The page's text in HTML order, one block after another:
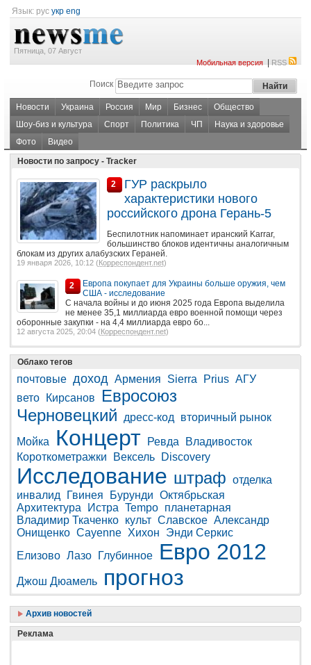
Язык: рус укр eng
Пятница, 07 Август
Мобильная версия|RSS
Поиск
Новости Украина Россия Мир Бизнес
Общество
Шоу-биз и культура
Спорт Политика ЧП
Наука и здоровье
Фото
Видео
Новости по запросу - Tracker
2
ГУР раскрыло
характеристики нового
российского дрона Герань-5
Беспилотник напоминает иранский Karrar,
большинство блоков идентичны аналогичным
блокам из других алабузских Гераней.
19 января 2026, 10:12 (Корреспондент.net)
2
Европа покупает для Украины больше оружия, чем
США - исследование
С начала войны и до июня 2025 года Европа выделила
не менее 35,1 миллиарда евро военной помощи через
оборонные закупки - на 4,4 миллиарда евро бо...
12 августа 2025, 20:04 (Корреспондент.net)
Облако тегов
почтовые доход Армения Sierra Prius АГУ
вето
Кирсанов
Евросоюз
Черновецкий
дресс-код вторичный рынок
Мойка Концерт Ревда
Владивосток
Короткометражки
Вексель Discovery
Исследование штраф отделка
инвалид
Гвинея Бурунди Октябрьская
Архитектура
Истра Tempo планетарная
Владимир Ткаченко культ Славское Александр
Онищенко Cayenne Хихон
Энди Серкис
Елизово Лазо Глубинное Евро 2012
Джош Дюамель прогноз
Архив новостей
Реклама